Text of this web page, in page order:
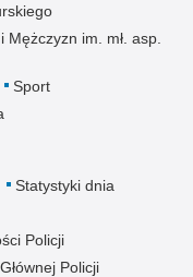
im. mł. asp.
Sport
Statystyki dnia
Policji
Policji